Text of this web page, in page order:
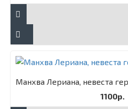
1100р.